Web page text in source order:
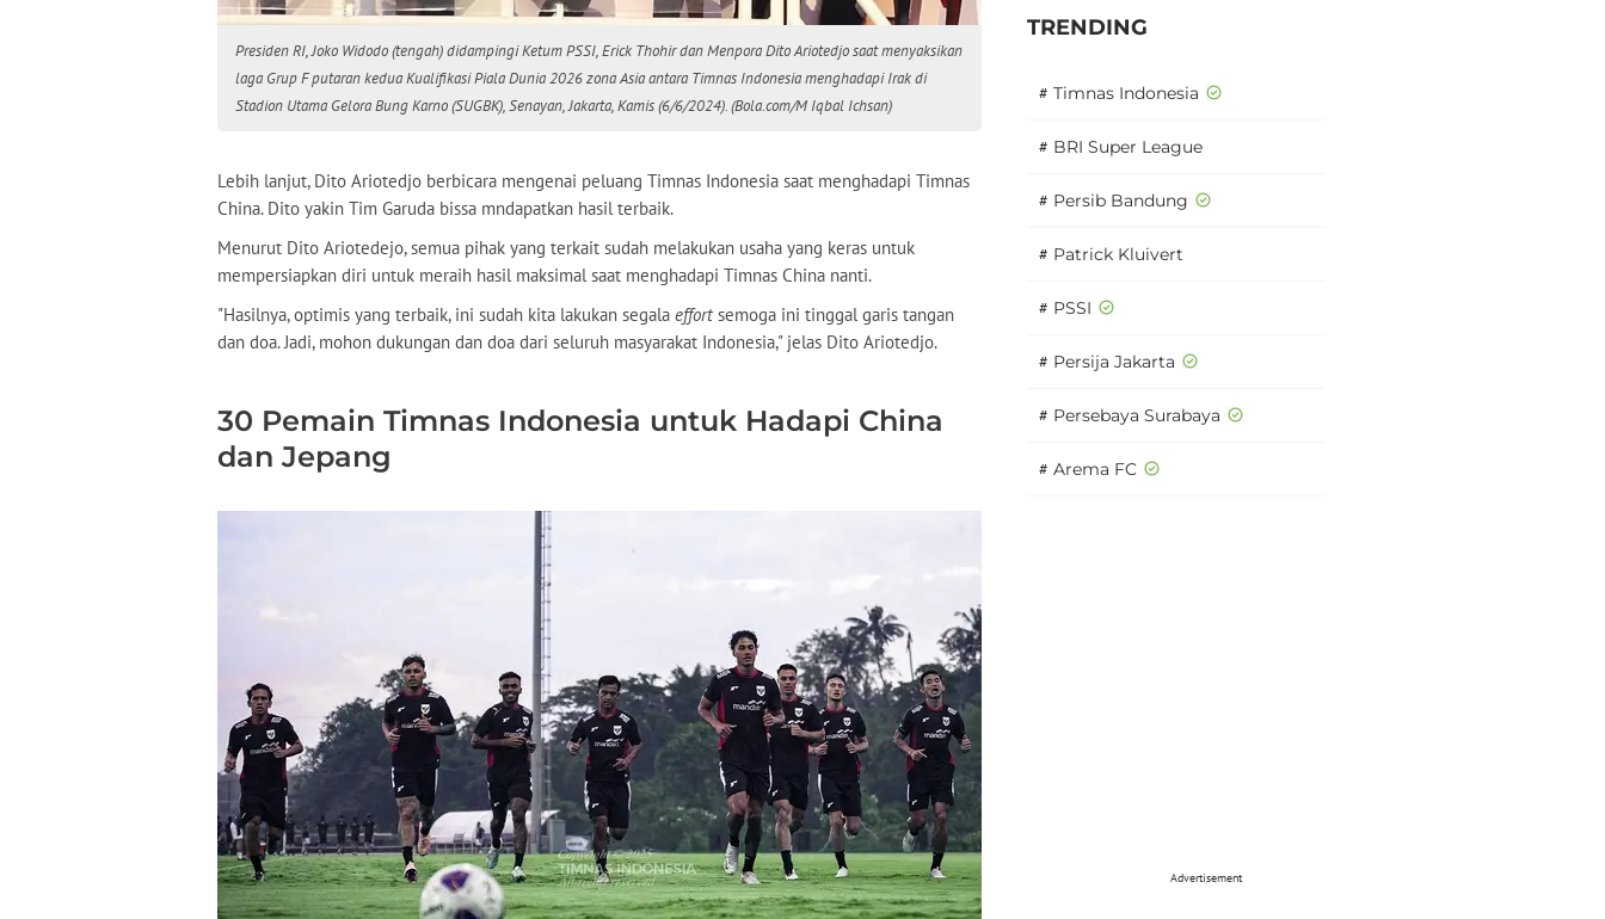
Presiden RI, Joko Widodo (tengah) didampingi Ketum PSSI, Erick Thohir dan Menpora Dito Ariotedjo saat menyaksikan
laga Grup F putaran kedua Kualifikasi Piala Dunia 2026 zona Asia antara Timnas Indonesia menghadapi Irak di
Stadion Utama Gelora Bung Karno (SUGBK), Senayan, Jakarta, Kamis (6/6/2024). (Bola.com/M Iqbal Ichsan)
Lebih lanjut, Dito Ariotedjo berbicara mengenai peluang Timnas Indonesia saat menghadapi Timnas
China. Dito yakin Tim Garuda bissa mndapatkan hasil terbaik.
Menurut Dito Ariotedejo, semua pihak yang terkait sudah melakukan usaha yang keras untuk
mempersiapkan diri untuk meraih hasil maksimal saat menghadapi Timnas China nanti.
"Hasilnya, optimis yang terbaik, ini sudah kita lakukan segala effortsemoga ini tinggal garis tangan
dan doa. Jadi, mohon dukungan dan doa dari seluruh masyarakat Indonesia," jelas Dito Ariotedjo.
30 Pemain Timnas Indonesia untuk Hadapi China
dan Jepang
TRENDING
# Timnas Indonesia
# BRI Super League
# Persib Bandung
# Patrick Kluivert
# PSSI
# Persija Jakarta
# Persebaya Surabaya
# Arema FC
Advertisement